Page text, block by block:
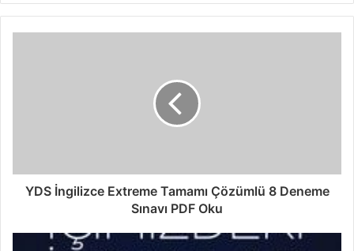
YDS İngilizce Extreme Tamamı Çözümlü 8 Deneme
Sınavı PDF Oku